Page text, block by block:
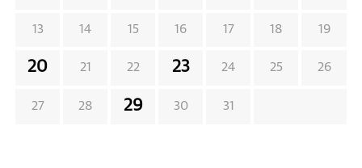
13 14 15 16 17 18 19
20 21 22 23 24 25 26
27 28 29 30 31